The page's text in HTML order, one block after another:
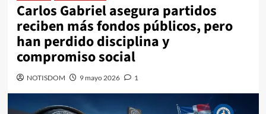
Carlos Gabriel asegura partidos
reciben más fondos públicos, pero
han perdido disciplina y
compromiso social
NOTISDOM 9 mayo 2026 1